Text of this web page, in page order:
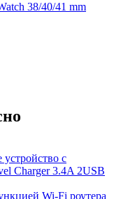
38/40/41 mm
Wi-Fi роутера